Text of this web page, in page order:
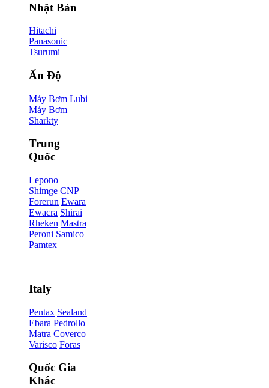
Nhật Bản
Hitachi
Panasonic
Tsurumi
Ấn Độ
Máy Bơm Lubi
Máy Bơm
Sharkty
Trung
Quốc
Lepono
Shimge CNP
Forerun Ewara
Ewacra Shirai
Rheken Mastra
Peroni Samico
Pamtex
Italy
Pentax Sealand
Ebara Pedrollo
Matra Coverco
Varisco Foras
Quốc Gia
Khác